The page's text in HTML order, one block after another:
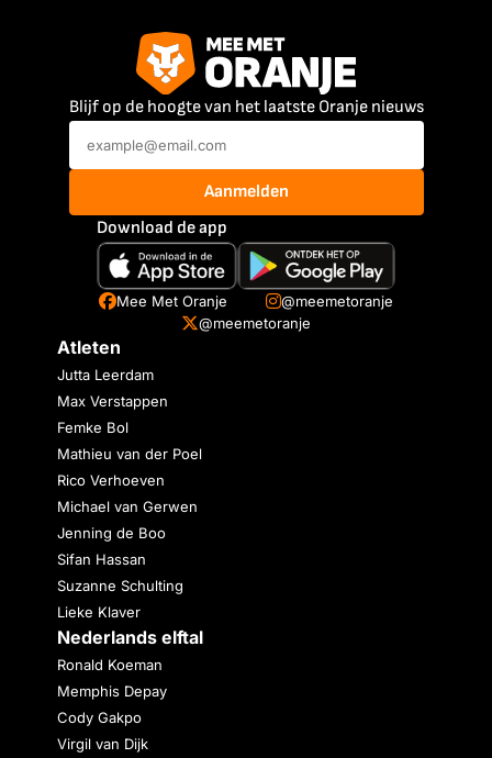
Blijf op de hoogte van het laatste Oranje nieuws
Aanmelden
Download de app
Mee Met Oranje
@meemetoranje
@meemetoranje
Atleten
Jutta Leerdam
Max Verstappen
Femke Bol
Mathieu van der Poel
Rico Verhoeven
Michael van Gerwen
Jenning de Boo
Sifan Hassan
Suzanne Schulting
Lieke Klaver
Nederlands elftal
Ronald Koeman
Memphis Depay
Cody Gakpo
Virgil van Dijk